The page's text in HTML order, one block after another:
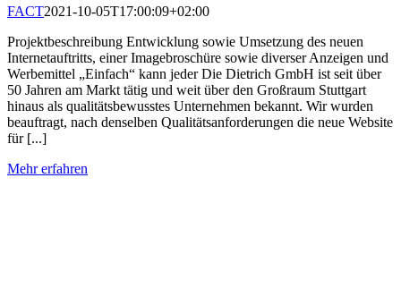
FACT2021-10-05T17:00:09+02:00
Projektbeschreibung Entwicklung sowie Umsetzung des neuen
Internetauftritts, einer Imagebroschüre sowie diverser Anzeigen und
Werbemittel „Einfach“ kann jeder Die Dietrich GmbH ist seit über
50 Jahren am Markt tätig und weit über den Großraum Stuttgart
hinaus als qualitätsbewusstes Unternehmen bekannt. Wir wurden
beauftragt, nach denselben Qualitätsanforderungen die neue Website
für [...]
Mehr erfahren